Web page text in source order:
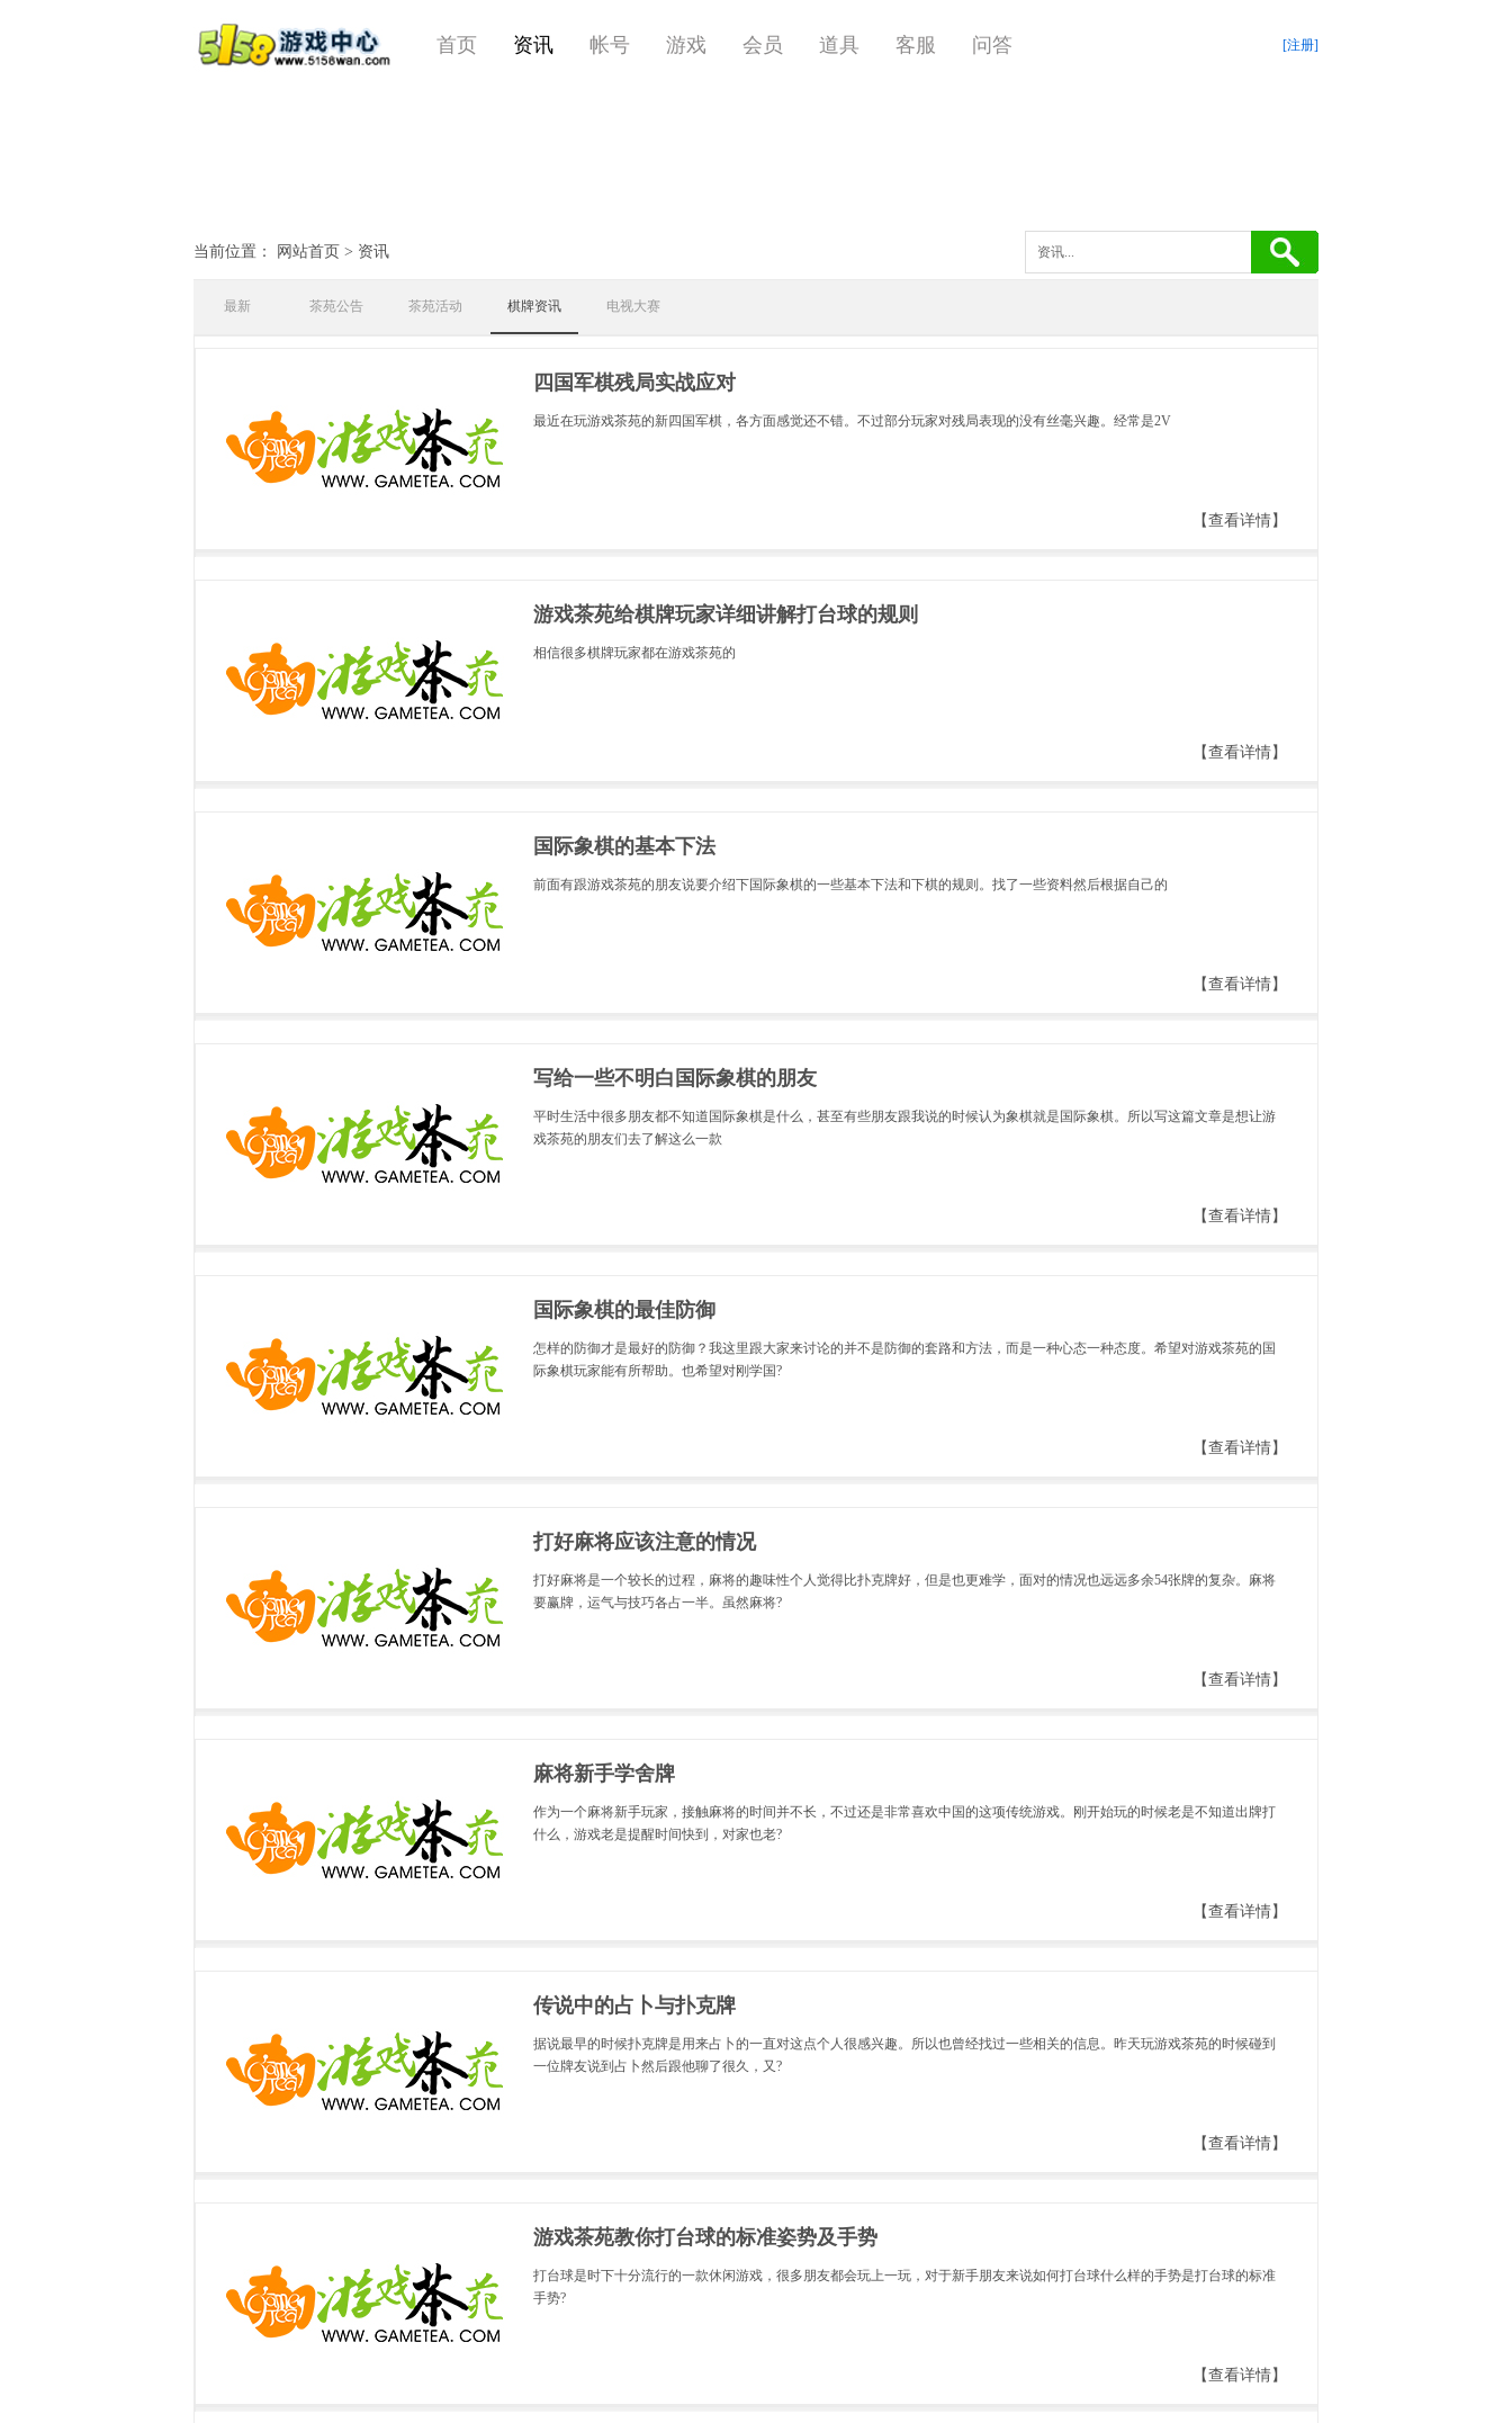
首页 资讯 帐号 游戏 会员 道具 客服 问答 [注册]
当前位置： 网站首页 > 资讯
最新 茶苑公告 茶苑活动 棋牌资讯 电视大赛
四国军棋残局实战应对
最近在玩游戏茶苑的新四国军棋，各方面感觉还不错。不过部分玩家对残局表现的没有丝毫兴趣。经常是2V
【查看详情】
游戏茶苑给棋牌玩家详细讲解打台球的规则
相信很多棋牌玩家都在游戏茶苑的
【查看详情】
国际象棋的基本下法
前面有跟游戏茶苑的朋友说要介绍下国际象棋的一些基本下法和下棋的规则。找了一些资料然后根据自己的
【查看详情】
写给一些不明白国际象棋的朋友
平时生活中很多朋友都不知道国际象棋是什么，甚至有些朋友跟我说的时候认为象棋就是国际象棋。所以写这篇文章是想让游
戏茶苑的朋友们去了解这么一款
【查看详情】
国际象棋的最佳防御
怎样的防御才是最好的防御？我这里跟大家来讨论的并不是防御的套路和方法，而是一种心态一种态度。希望对游戏茶苑的国
际象棋玩家能有所帮助。也希望对刚学国?
【查看详情】
打好麻将应该注意的情况
打好麻将是一个较长的过程，麻将的趣味性个人觉得比扑克牌好，但是也更难学，面对的情况也远远多余54张牌的复杂。麻将
要赢牌，运气与技巧各占一半。虽然麻将?
【查看详情】
麻将新手学舍牌
作为一个麻将新手玩家，接触麻将的时间并不长，不过还是非常喜欢中国的这项传统游戏。刚开始玩的时候老是不知道出牌打
什么，游戏老是提醒时间快到，对家也老?
【查看详情】
传说中的占卜与扑克牌
据说最早的时候扑克牌是用来占卜的一直对这点个人很感兴趣。所以也曾经找过一些相关的信息。昨天玩游戏茶苑的时候碰到
一位牌友说到占卜然后跟他聊了很久，又?
【查看详情】
游戏茶苑教你打台球的标准姿势及手势
打台球是时下十分流行的一款休闲游戏，很多朋友都会玩上一玩，对于新手朋友来说如何打台球什么样的手势是打台球的标准
手势?
【查看详情】